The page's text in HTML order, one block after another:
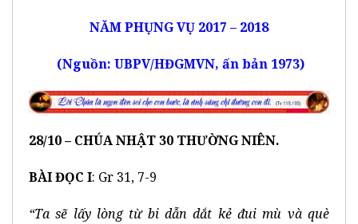
NĂM PHỤNG VỤ 2017 – 2018
(Nguồn: UBPV/HĐGMVN, ấn bản 1973)
28/10 – CHÚA NHẬT 30 THƯỜNG NIÊN.
BÀI ĐỌC I: Gr 31, 7-9
“Ta sẽ lấy lòng từ bi dẫn dắt kẻ đui mù và què